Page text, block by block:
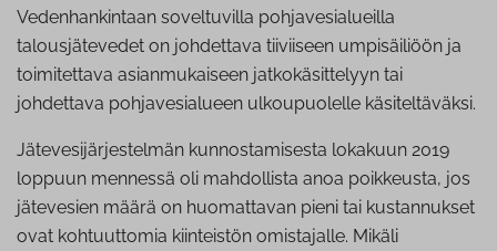
Vedenhankintaan soveltuvilla pohjavesialueilla
talousjätevedet on johdettava tiiviiseen umpisäiliöön ja
toimitettava asianmukaiseen jatkokäsittelyyn tai
johdettava pohjavesialueen ulkoupuolelle käsiteltäväksi.
Jätevesijärjestelmän kunnostamisesta lokakuun 2019
loppuun mennessä oli mahdollista anoa poikkeusta, jos
jätevesien määrä on huomattavan pieni tai kustannukset
ovat kohtuuttomia kiinteistön omistajalle. Mikäli